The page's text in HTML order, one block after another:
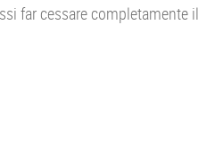
far cessare completamente il